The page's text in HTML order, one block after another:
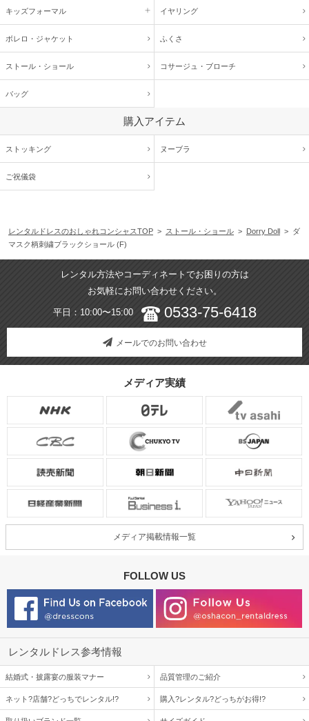
キッズフォーマル イヤリング
ボレロ・ジャケット ふくさ
ストール・ショール コサージュ・ ブローチ
バッグ
購入アイテム
ストッキング ヌーブラ
ご祝儀袋
レンタルドレスのおしゃれコンシャスTOP > ストール・ショール > Dorry Doll
> ダ
マスク柄刺繍ブラックショール (F)
レンタル方法やコーディネートでお困りの方は
お気軽にお問い合わせください。
平日：10:00〜15:00 0533-75-6418
メールでのお問い合わせ
メディア実績
メディア掲載情報一覧
FOLLOW US
レンタルドレス参考情報
結婚式・披露宴の服装マナー 品質管理のご紹介
ネット?店舗?どっちでレンタル!? 購入?レンタル?どっちがお得!?